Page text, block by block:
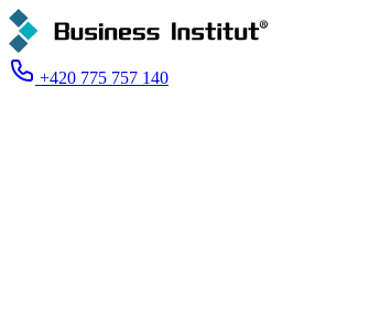
+420 775 757 140